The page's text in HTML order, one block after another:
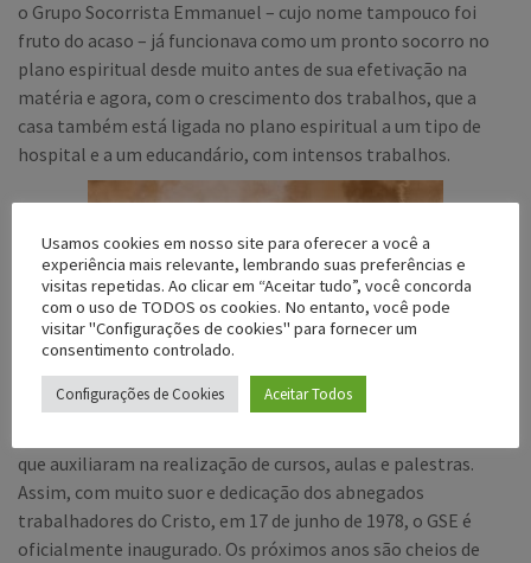
o Grupo Socorrista Emmanuel – cujo nome tampouco foi
fruto do acaso – já funcionava como um pronto socorro no
plano espiritual desde muito antes de sua efetivação na
matéria e agora, com o crescimento dos trabalhos, que a
casa também está ligada no plano espiritual a um tipo de
hospital e a um educandário, com intensos trabalhos.
Nos primeiros anos, a casa contou com a colaboração de
que auxiliaram na realização de cursos, aulas e palestras.
Assim, com muito suor e dedicação dos abnegados
trabalhadores do Cristo, em 17 de junho de 1978, o GSE é
oficialmente inaugurado. Os próximos anos são cheios de
Usamos cookies em nosso site para oferecer a você a
experiência mais relevante, lembrando suas preferências e
visitas repetidas. Ao clicar em “Aceitar tudo”, você concorda
com o uso de TODOS os cookies. No entanto, você pode
visitar "Configurações de cookies" para fornecer um
consentimento controlado.
Configurações de Cookies Aceitar Todos